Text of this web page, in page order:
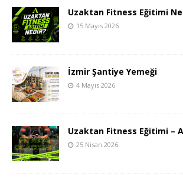
Uzaktan Fitness Eğitimi
15 Mayıs 2026
İzmir Şantiye Yemeği
4 Mayıs 2026
Uzaktan Fitness Eğitimi –
25 Nisan 2026